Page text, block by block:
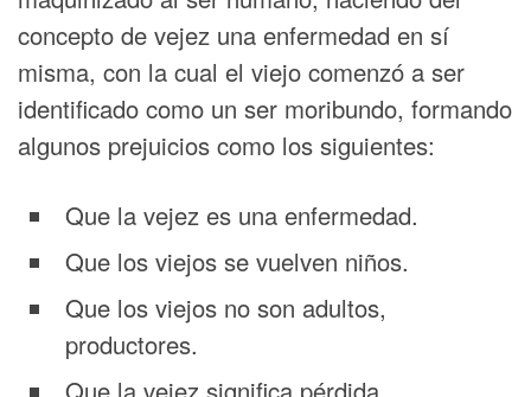
concepto de vejez una enfermedad en sí
misma, con la cual el viejo comenzó a ser
identificado como un ser moribundo, formando
algunos prejuicios como los siguientes:
Que la vejez es una enfermedad.
Que los viejos se vuelven niños.
Que los viejos no son adultos,
productores.
Que la vejez significa pérdida.